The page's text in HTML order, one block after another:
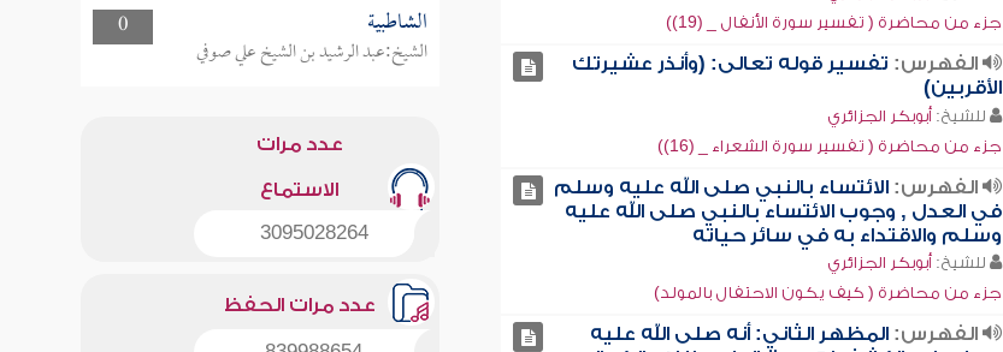
جزء من محاضرة ( تفسير سورة الأنفال _ (19))
الفهرس: تفسير قوله تعالى: (وأنذر عشيرتك
الأقربين)
للشيخ: أبوبكر الجزائري
جزء من محاضرة ( تفسير سورة الشعراء _ (16))
الفهرس: الائتساء بالنبي صلى الله عليه وسلم
في العدل , وجوب الائتساء بالنبي صلى الله عليه
وسلم والاقتداء به في سائر حياته
للشيخ: أبوبكر الجزائري
جزء من محاضرة ( كيف يكون الاحتفال بالمولد)
الفهرس: المظهر الثاني: أنه صلى الله عليه
0
الشاطبية
الشيخ:عبد الرشيد بن الشيخ علي صوفي
عدد مرات
الاستماع
3095028264
عدد مرات الحفظ